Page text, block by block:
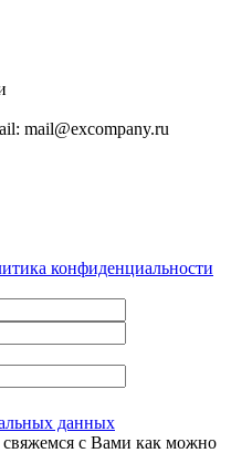
mail@excompany.ru
конфиденциальности
данных
с Вами как можно